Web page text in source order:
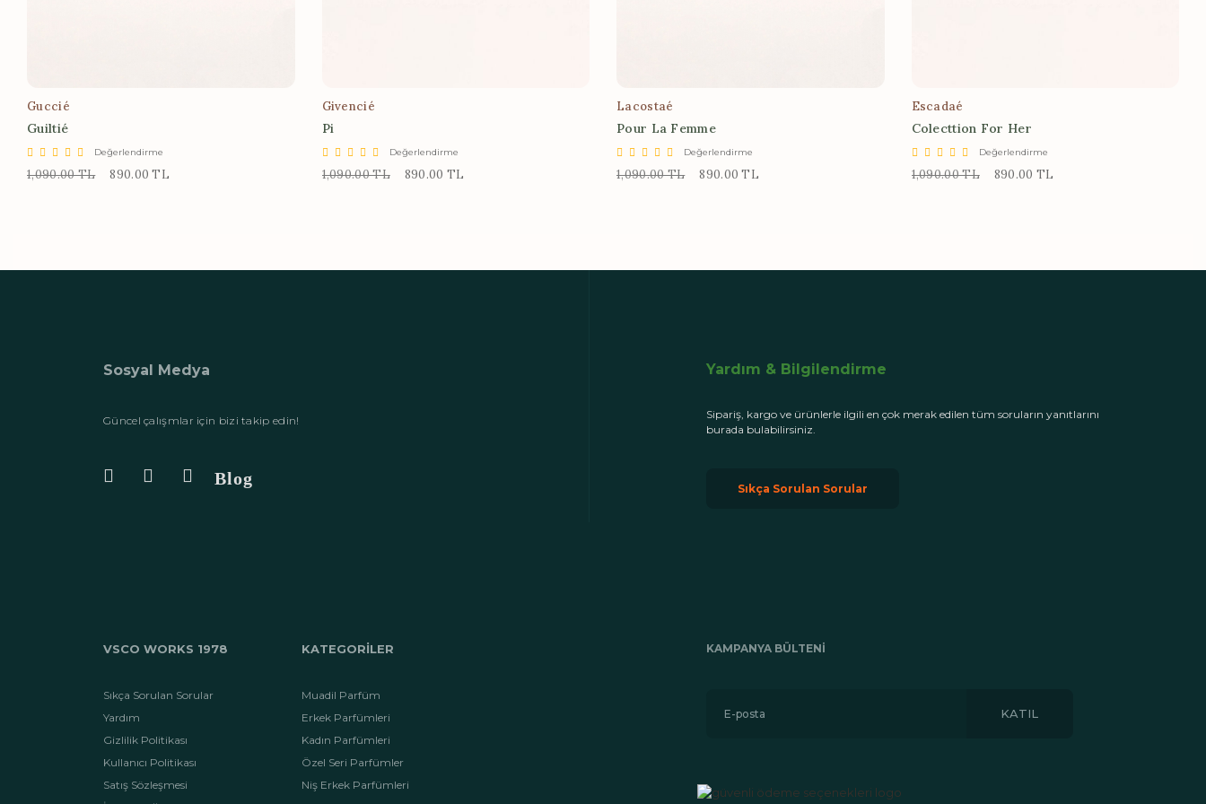
Guccié
Guiltié
Değerlendirme
1,090.00 TL 890.00 TL
Givencié
Pi
Değerlendirme
1,090.00 TL 890.00 TL
Lacostaé
Pour La Femme
Değerlendirme
1,090.00 TL 890.00 TL
Escadaé
Colecttion For Her
Değerlendirme
1,090.00 TL 890.00 TL
Sosyal Medya
Güncel çalışmlar için bizi takip edin!
Yardım & Bilgilendirme
Sipariş, kargo ve ürünlerle ilgili en çok merak edilen tüm soruların yanıtlarını
burada bulabilirsiniz.
Sıkça Sorulan Sorular
VSCO WORKS 1978 KATEGORİLER
Sıkça Sorulan Sorular
Muadil Parfüm
Yardım
Erkek Parfümleri
Gizlilik Politikası
Kadın Parfümleri
Kullanıcı Politikası
Özel Seri Parfümler
Satış Sözleşmesi
Niş Erkek Parfümleri
KAMPANYA BÜLTENI